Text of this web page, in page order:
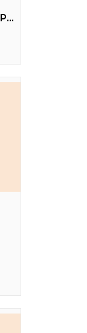
Дуже висока кухня / Pretty High Kitchen